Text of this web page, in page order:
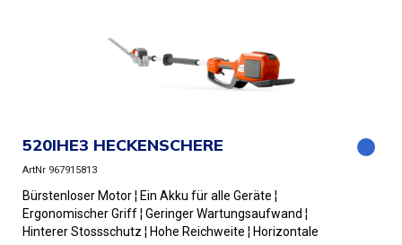
520IHE3 HECKENSCHERE
ArtNr 967915813
Bürstenloser Motor ¦ Ein Akku für alle Geräte ¦
Ergonomischer Griff ¦ Geringer Wartungsaufwand ¦
Hinterer Stossschutz ¦ Hohe Reichweite ¦ Horizontale